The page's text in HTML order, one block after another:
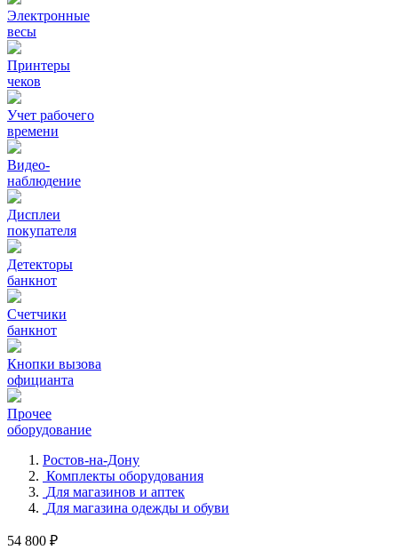
Электронные
весы
Принтеры
чеков
Учет рабочего
времени
Видео‑
наблюдение
Дисплеи
покупателя
Детекторы
банкнот
Счетчики
банкнот
Кнопки вызова
официанта
Прочее
оборудование
Ростов-на-Дону
Комплекты оборудования
Для магазинов и аптек
Для магазина одежды и обуви
54 800 ₽